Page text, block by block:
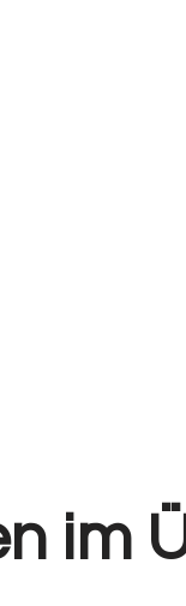
im